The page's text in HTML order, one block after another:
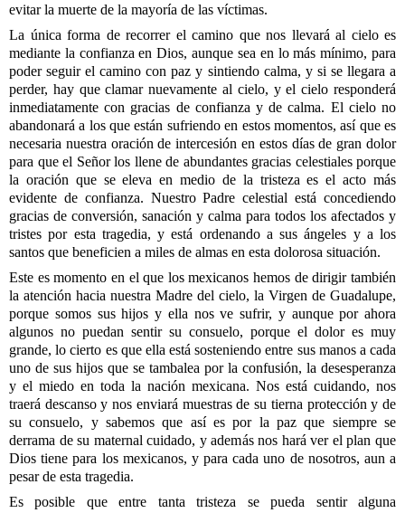
evitar la muerte de la mayoría de las víctimas.
La única forma de recorrer el camino que nos llevará al cielo es
mediante la confianza en Dios, aunque sea en lo más mínimo, para
poder seguir el camino con paz y sintiendo calma, y si se llegara a
perder, hay que clamar nuevamente al cielo, y el cielo responderá
inmediatamente con gracias de confianza y de calma. El cielo no
abandonará a los que están sufriendo en estos momentos, así que es
necesaria nuestra oración de intercesión en estos días de gran dolor
para que el Señor los llene de abundantes gracias celestiales porque
la oración que se eleva en medio de la tristeza es el acto más
evidente de confianza. Nuestro Padre celestial está concediendo
gracias de conversión, sanación y calma para todos los afectados y
tristes por esta tragedia, y está ordenando a sus ángeles y a los
santos que beneficien a miles de almas en esta dolorosa situación.
Este es momento en el que los mexicanos hemos de dirigir también
la atención hacia nuestra Madre del cielo, la Virgen de Guadalupe,
porque somos sus hijos y ella nos ve sufrir, y aunque por ahora
algunos no puedan sentir su consuelo, porque el dolor es muy
grande, lo cierto es que ella está sosteniendo entre sus manos a cada
uno de sus hijos que se tambalea por la confusión, la desesperanza
y el miedo en toda la nación mexicana. Nos está cuidando, nos
traerá descanso y nos enviará muestras de su tierna protección y de
su consuelo, y sabemos que así es por la paz que siempre se
derrama de su maternal cuidado, y además nos hará ver el plan que
Dios tiene para los mexicanos, y para cada uno de nosotros, aun a
pesar de esta tragedia.
Es posible que entre tanta tristeza se pueda sentir alguna